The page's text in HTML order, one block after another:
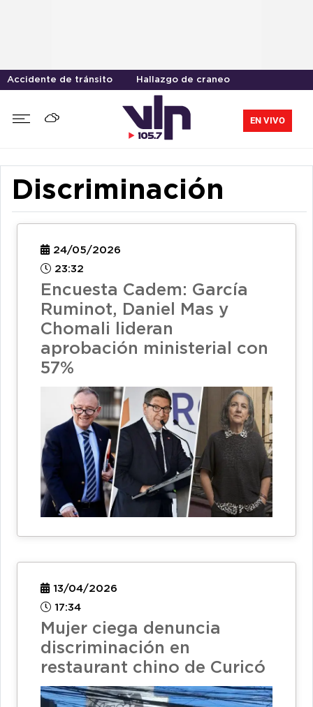
Accidente de tránsito Hallazgo de craneo
EN VIVO
Discriminación
24/05/2026
23:32
Encuesta Cadem: García
Ruminot, Daniel Mas y
Chomali lideran
aprobación ministerial con
57%
13/04/2026
17:34
Mujer ciega denuncia
discriminación en
restaurant chino de Curicó